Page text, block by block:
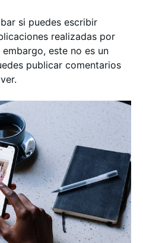
si puedes escribir
realizadas por
este no es un
publicar comentarios